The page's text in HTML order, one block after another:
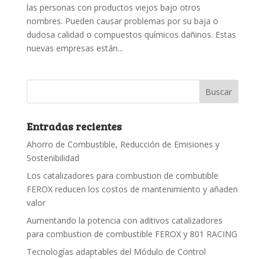
las personas con productos viejos bajo otros
nombres. Pueden causar problemas por su baja o
dudosa calidad o compuestos químicos dañinos. Estas
nuevas empresas están...
Entradas recientes
Ahorro de Combustible, Reducción de Emisiones y
Sostenibilidad
Los catalizadores para combustion de combutible
FEROX reducen los costos de mantenimiento y añaden
valor
Aumentando la potencia con aditivos catalizadores
para combustion de combustible FEROX y 801 RACING
Tecnologías adaptables del Módulo de Control